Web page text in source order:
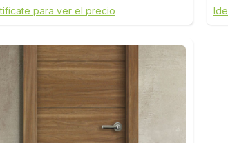
para ver el precio